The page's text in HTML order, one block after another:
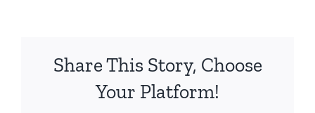
Share This Story, Choose
Your Platform!